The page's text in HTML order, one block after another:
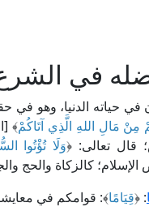
في
حياته الدنيا، وهو في
مِنْ مَالِ اللهِ الَّذِي آتَاكُمْ
قال تعالى: ﴿وَلَا تُؤْتُوا
كالزكاة والحج
: ﴿قِيَامًا﴾: قوامكم في